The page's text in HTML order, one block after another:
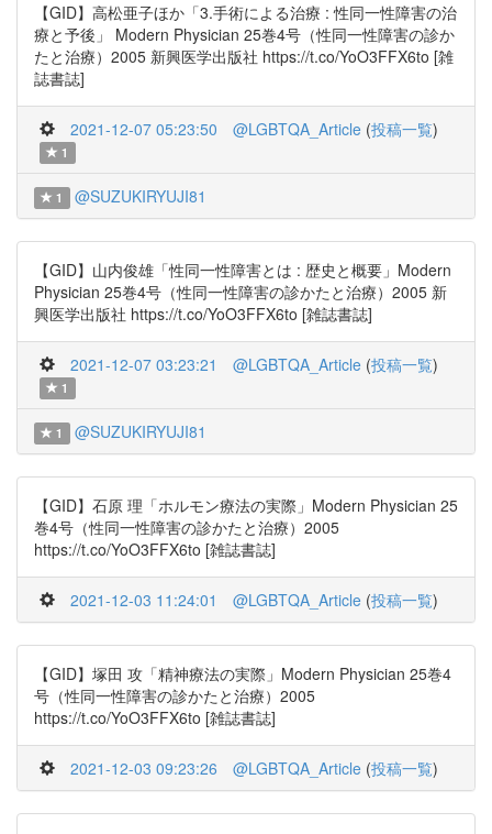
【GID】高松亜子ほか「3.手術による治療 : 性同一性障害の治
療と予後」 Modern Physician 25巻4号（性同一性障害の診か
たと治療）2005 新興医学出版社 https://t.co/YoO3FFX6to [雑
誌書誌]
2021-12-07 05:23:50 @LGBTQA_Article (投稿一覧)
1
1 @SUZUKIRYUJI81
【GID】山内俊雄「性同一性障害とは : 歴史と概要」Modern
Physician 25巻4号（性同一性障害の診かたと治療）2005 新
興医学出版社 https://t.co/YoO3FFX6to [雑誌書誌]
2021-12-07 03:23:21 @LGBTQA_Article (投稿一覧)
1
1 @SUZUKIRYUJI81
【GID】石原 理「ホルモン療法の実際」Modern Physician 25
巻4号（性同一性障害の診かたと治療）2005
https://t.co/YoO3FFX6to [雑誌書誌]
2021-12-03 11:24:01 @LGBTQA_Article (投稿一覧)
【GID】塚田 攻「精神療法の実際」Modern Physician 25巻4
号（性同一性障害の診かたと治療）2005
https://t.co/YoO3FFX6to [雑誌書誌]
2021-12-03 09:23:26 @LGBTQA_Article (投稿一覧)